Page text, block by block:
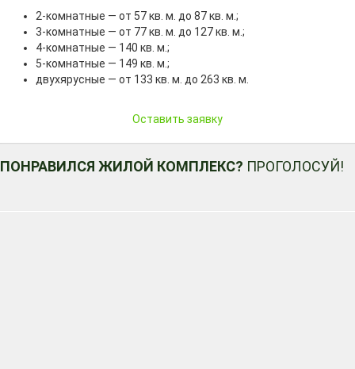
2-комнатные — от 57 кв. м. до 87 кв. м.;
3-комнатные — от 77 кв. м. до 127 кв. м.;
4-комнатные — 140 кв. м.;
5-комнатные — 149 кв. м.;
двухярусные — от 133 кв. м. до 263 кв. м.
Оставить заявку
ПОНРАВИЛСЯ ЖИЛОЙ КОМПЛЕКС? ПРОГОЛОСУЙ!